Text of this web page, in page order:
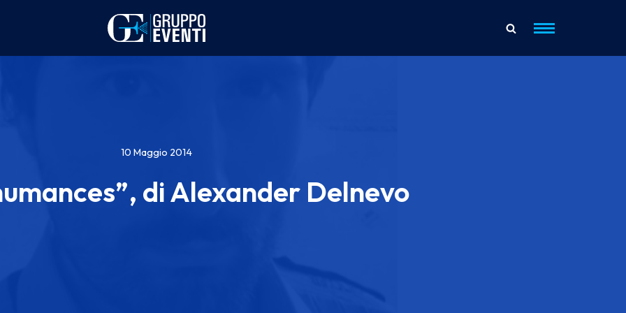
10 Maggio 2014
di Alexander Delnevo